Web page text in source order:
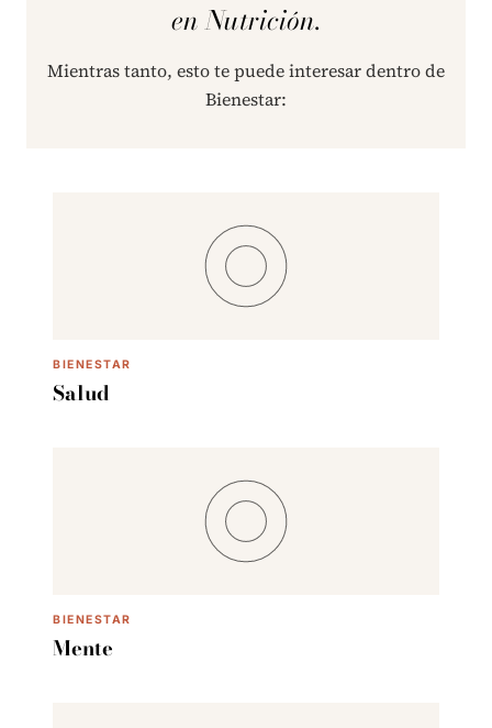
en Nutrición.
Mientras tanto, esto te puede interesar dentro de
Bienestar:
BIENESTAR
Salud
BIENESTAR
Mente